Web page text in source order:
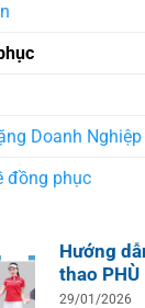
Doanh Nghiệp
đồng phục
Hướng
thao PHÙ
29/01/2026